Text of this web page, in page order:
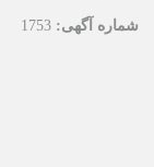
شماره آگهی: 1753